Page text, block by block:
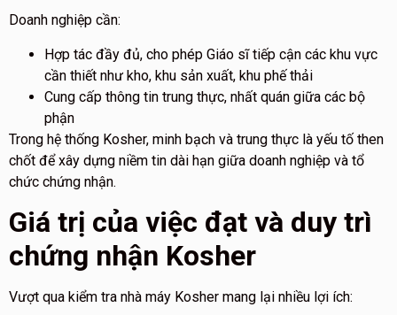
Doanh nghiệp cần:
Hợp tác đầy đủ, cho phép Giáo sĩ tiếp cận các khu vực
cần thiết như kho, khu sản xuất, khu phế thải
Cung cấp thông tin trung thực, nhất quán giữa các bộ
phận
Trong hệ thống Kosher, minh bạch và trung thực là yếu tố then
chốt để xây dựng niềm tin dài hạn giữa doanh nghiệp và tổ
chức chứng nhận.
Giá trị của việc đạt và duy trì
chứng nhận Kosher
Vượt qua kiểm tra nhà máy Kosher mang lại nhiều lợi ích: